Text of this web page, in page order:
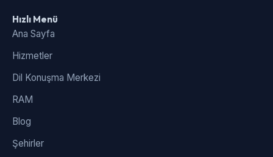
Hızlı Menü
Ana Sayfa
Hizmetler
Dil Konuşma Merkezi
RAM
Blog
Şehirler